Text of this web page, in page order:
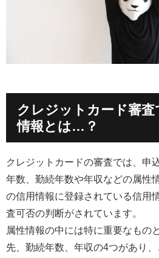
クレジットカード審
情報とは…？
クレジットカードの審査では、申
年数、勤続年数や年収などの属性
の信用情報に登録されている信用
査可否の判断がされています。
属性情報の中には特に重要なもの
先、勤続年数、年収の4つがあり